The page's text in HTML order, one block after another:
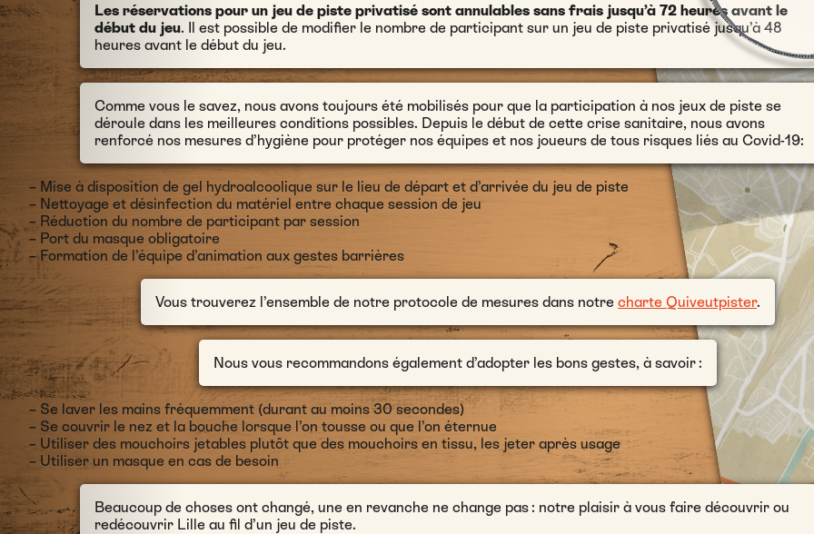
Les réservations pour un jeu de piste privatisé sont annulables sans frais jusqu’à 72 heures avant le
début du jeu. Il est possible de modifier le nombre de participant sur un jeu de piste privatisé jusqu’à 48
heures avant le début du jeu.
Comme vous le savez, nous avons toujours été mobilisés pour que la participation à nos jeux de piste se
déroule dans les meilleures conditions possibles. Depuis le début de cette crise sanitaire, nous avons
renforcé nos mesures d’hygiène pour protéger nos équipes et nos joueurs de tous risques liés au Covid-19:
– Mise à disposition de gel hydroalcoolique sur le lieu de départ et d’arrivée du jeu de piste
– Nettoyage et désinfection du matériel entre chaque session de jeu
– Réduction du nombre de participant par session
– Port du masque obligatoire
– Formation de l’équipe d’animation aux gestes barrières
Vous trouverez l’ensemble de notre protocole de mesures dans notre charte Quiveutpister.
Nous vous recommandons également d’adopter les bons gestes, à savoir :
– Se laver les mains fréquemment (durant au moins 30 secondes)
– Se couvrir le nez et la bouche lorsque l’on tousse ou que l’on éternue
– Utiliser des mouchoirs jetables plutôt que des mouchoirs en tissu, les jeter après usage
– Utiliser un masque en cas de besoin
Beaucoup de choses ont changé, une en revanche ne change pas : notre plaisir à vous faire découvrir ou
redécouvrir Lille au fil d’un jeu de piste.